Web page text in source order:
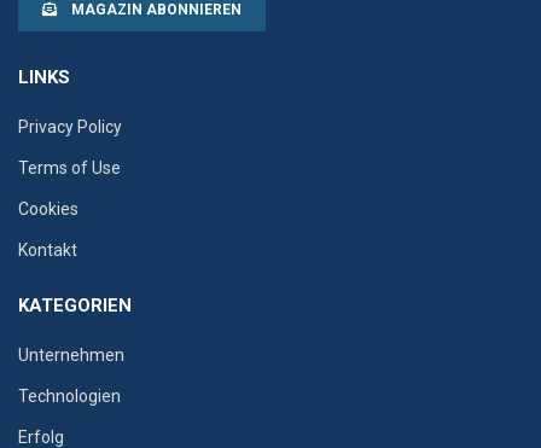
MAGAZIN ABONNIEREN
LINKS
Privacy Policy
Terms of Use
Cookies
Kontakt
KATEGORIEN
Unternehmen
Technologien
Erfolg